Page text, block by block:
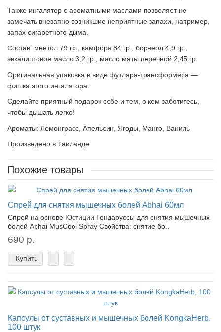
Также ингалятор с ароматными маслами позволяет не
замечать внезапно возникшие неприятные запахи, например,
запах сигаретного дыма.
Состав: ментол 79 гр., камфора 84 гр., борнеол 4,9 гр.,
эвкалиптовое масло 3,2 гр., масло мяты перечной 2,45 гр.
Оригинальная упаковка в виде футляра-трансформера —
фишка этого ингалятора.
Сделайте приятный подарок себе и тем, о ком заботитесь,
чтобы дышать легко!
Ароматы: Лемонграсс, Апельсин, Ягоды, Манго, Ваниль
Произведено в Таиланде.
Похожие товары
Спрей для снятия мышечных болей Abhai 60мл
Спрей на основе Юстиции Гендаруссы для снятия мышечных
болей Abhai MusCool Spray Свойства: снятие бо..
690 р.
Купить
Капсулы от суставных и мышечных болей KongkaHerb,
100 штук